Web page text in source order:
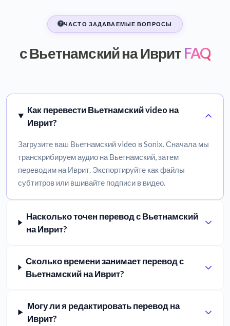
ЧАСТО ЗАДАВАЕМЫЕ ВОПРОСЫ
с Вьетнамский на Иврит FAQ
Как перевести Вьетнамский video на
Иврит?
Загрузите ваш Вьетнамский video в Sonix. Сначала мы
транскрибируем аудио на Вьетнамский, затем
переводим на Иврит. Экспортируйте как файлы
субтитров или вшивайте подписи в видео.
Насколько точен перевод с Вьетнамский
на Иврит?
Сколько времени занимает перевод с
Вьетнамский на Иврит?
Могу ли я редактировать перевод на
Иврит?